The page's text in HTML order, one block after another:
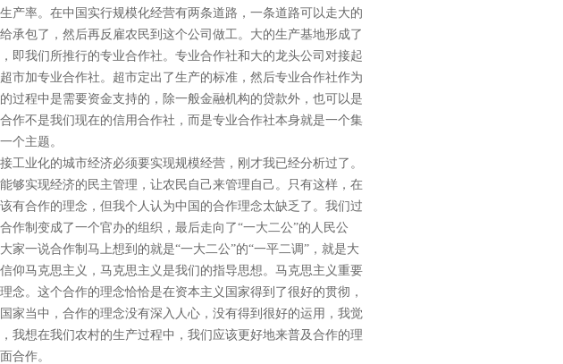
产率。在中国实行规模化经营有两条道路，一条道路可以走大的
承包了，然后再反雇农民到这个公司做工。大的生产基地形成了
即我们所推行的专业合作社。专业合作社和大的龙头公司对接起
市加专业合作社。超市定出了生产的标准，然后专业合作社作为
过程中是需要资金支持的，除一般金融机构的贷款外，也可以是
作不是我们现在的信用合作社，而是专业合作社本身就是一个集
个主题。
业化的城市经济必须要实现规模经营，刚才我已经分析过了。
够实现经济的民主管理，让农民自己来管理自己。只有这样，在
有合作的理念，但我个人认为中国的合作理念太缺乏了。我们过
制变成了一个官办的组织，最后走向了“一大二公”的人民公
一说合作制马上想到的就是“一大二公”的“一平二调”，就是大
仰马克思主义，马克思主义是我们的指导思想。马克思主义重要
。这个合作的理念恰恰是在资本主义国家得到了很好的贯彻，
家当中，合作的理念没有深入人心，没有得到很好的运用，我觉
我想在我们农村的生产过程中，我们应该更好地来普及合作的理
合作。